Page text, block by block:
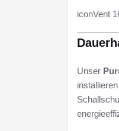
iconVent
Unser